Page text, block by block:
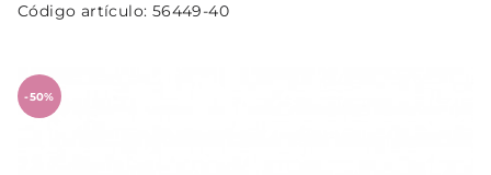
Código artículo: 56449-40
-50%